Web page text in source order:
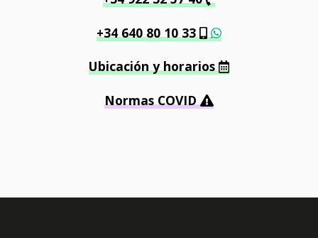
+34 640 80 10 33
Ubicación y horarios
Normas COVID